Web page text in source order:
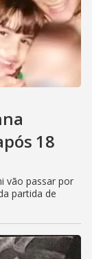
18
vão passar por
partida de